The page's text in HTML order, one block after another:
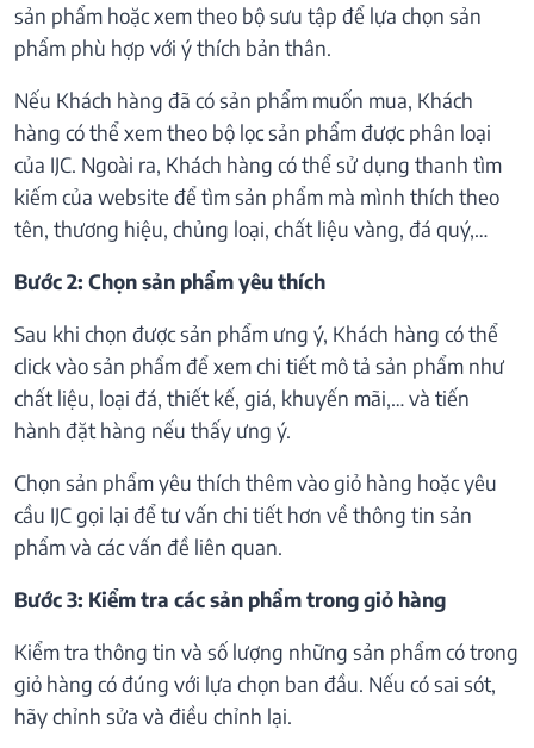
sản phẩm hoặc xem theo bộ sưu tập để lựa chọn sản
phẩm phù hợp với ý thích bản thân.
Nếu Khách hàng đã có sản phẩm muốn mua, Khách
hàng có thể xem theo bộ lọc sản phẩm được phân loại
của IJC. Ngoài ra, Khách hàng có thể sử dụng thanh tìm
kiếm của website để tìm sản phẩm mà mình thích theo
tên, thương hiệu, chủng loại, chất liệu vàng, đá quý,…
Bước 2: Chọn sản phẩm yêu thích
Sau khi chọn được sản phẩm ưng ý, Khách hàng có thể
click vào sản phẩm để xem chi tiết mô tả sản phẩm như
chất liệu, loại đá, thiết kế, giá, khuyến mãi,… và tiến
hành đặt hàng nếu thấy ưng ý.
Chọn sản phẩm yêu thích thêm vào giỏ hàng hoặc yêu
cầu IJC gọi lại để tư vấn chi tiết hơn về thông tin sản
phẩm và các vấn đề liên quan.
Bước 3: Kiểm tra các sản phẩm trong giỏ hàng
Kiểm tra thông tin và số lượng những sản phẩm có trong
giỏ hàng có đúng với lựa chọn ban đầu. Nếu có sai sót,
hãy chỉnh sửa và điều chỉnh lại.